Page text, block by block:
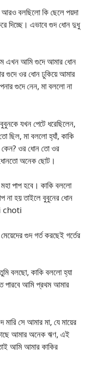
আরও বলছিলো কি ছেলে পয়দা
দিচ্ছে। এভাবে গুদ ধোন দুধু
এখন আমি গুদে আমার ধোন
গুদে ওর ধোন ঢুকিয়ে আমার
গুদে নেন, মা বললো না
যখন পেটে ধরেছিলেন,
ছিল, মা বললো হ্যাঁ, কাকি
কেন? ওর ধোন তো ওর
অনেক ছোট।
পাপ হবে। কাকি বললো
না হয় তাইলে বুবুনের ধোন
choti
গুদ গর্ত করছেই গর্তের
বলছো, কাকি বললো হ্যা
পারবে আমি প্রথম আমার
সে আমার মা, যে মায়ের
আমার অনেক ঋণ, এই
আমি আমার কাকির